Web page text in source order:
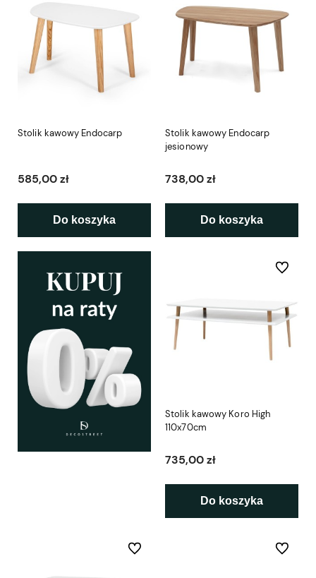
Stolik kawowy Endocarp
585,00 zł
Do koszyka
Stolik kawowy Endocarp
jesionowy
738,00 zł
Do koszyka
Stolik kawowy Koro High
110x70cm
735,00 zł
Do koszyka
Do
Do ulubionych Do